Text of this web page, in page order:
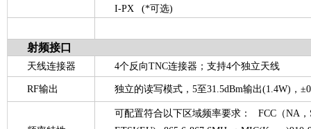
I-PX (*可选)
射频接口
天线连接器 4个反向TNC连接器；支持4个独立天线
RF输出 独立的读写模式，5至31.5dBm输出(1.4W)，
可配置符合以下区域频率要求： FCC（NA，